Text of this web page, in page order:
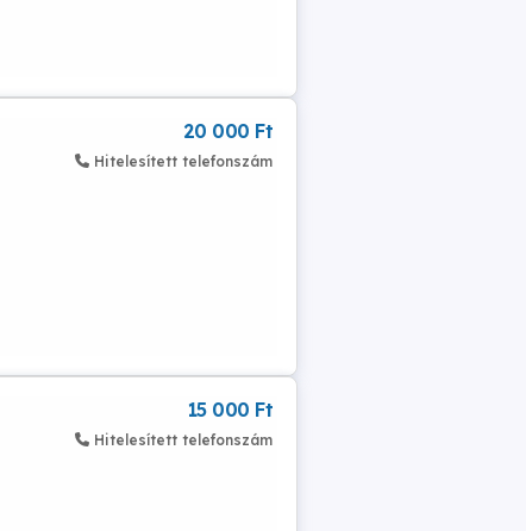
20 000 Ft
Hitelesített telefonszám
15 000 Ft
Hitelesített telefonszám